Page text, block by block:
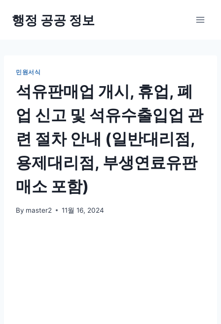
행정 공공 정보
민원서식
석유판매업 개시, 휴업, 폐
업 신고 및 석유수출입업 관
련 절차 안내 (일반대리점,
용제대리점, 부생연료유판
매소 포함)
By master2 11월 16, 2024